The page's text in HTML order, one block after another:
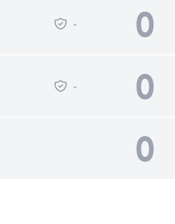
0
-
0
-
0